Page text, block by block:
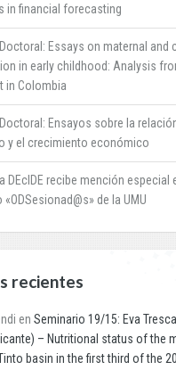
in financial forecasting
Essays on maternal and
in early childhood: Analysis
in Colombia
Ensayos sobre la
y el crecimiento económico
DEcIDE recibe mención especial
de la UMU
recientes
en Seminario 19/15: Eva
– Nutritional status of the
basin in the first third of the